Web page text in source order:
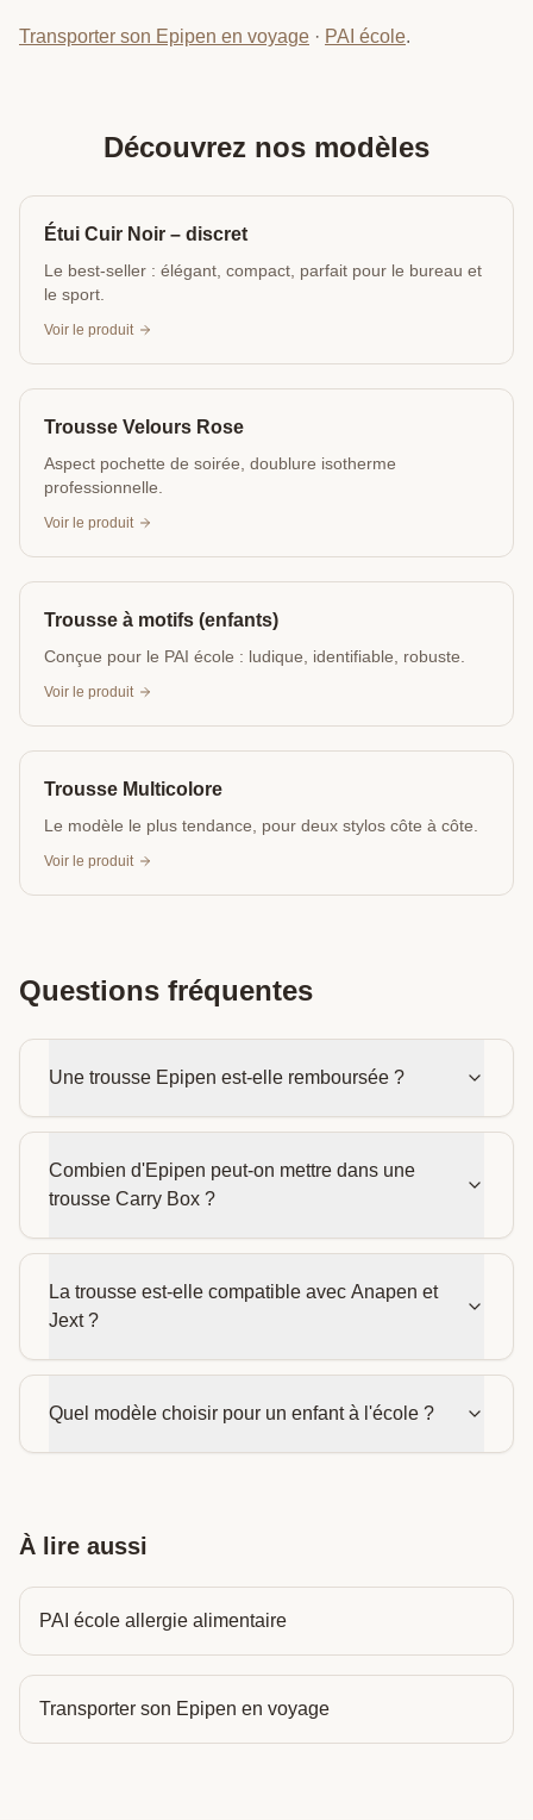
Transporter son Epipen en voyage · PAI école.
Découvrez nos modèles
Étui Cuir Noir – discret
Le best-seller : élégant, compact, parfait pour le bureau et
le sport.
Voir le produit
Trousse Velours Rose
Aspect pochette de soirée, doublure isotherme
professionnelle.
Voir le produit
Trousse à motifs (enfants)
Conçue pour le PAI école : ludique, identifiable, robuste.
Voir le produit
Trousse Multicolore
Le modèle le plus tendance, pour deux stylos côte à côte.
Voir le produit
Questions fréquentes
Une trousse Epipen est-elle remboursée ?
Combien d'Epipen peut-on mettre dans une
trousse Carry Box ?
La trousse est-elle compatible avec Anapen et
Jext ?
Quel modèle choisir pour un enfant à l'école ?
À lire aussi
PAI école allergie alimentaire
Transporter son Epipen en voyage